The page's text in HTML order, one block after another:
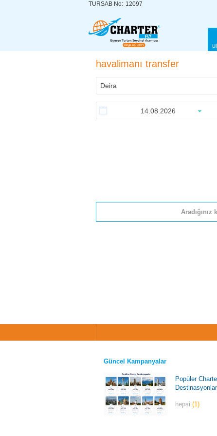
TURSAB No: 12097
havalimanı transfer
Güncel Kampanyalar
Popüler
Destinasyonlar
hepsi(1)